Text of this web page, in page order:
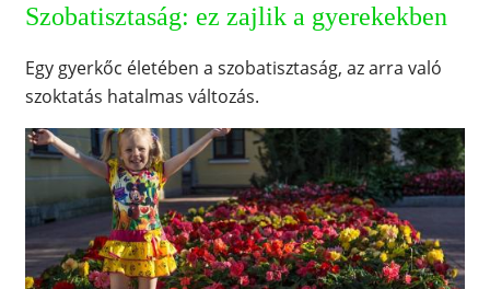
Szobatisztaság: ez zajlik a gyerekekben
Egy gyerkőc életében a szobatisztaság, az arra való
szoktatás hatalmas változás.